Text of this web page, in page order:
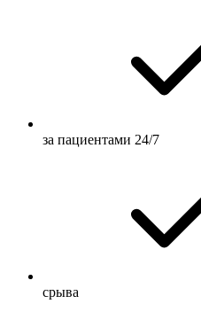
за пациентами 24/7
срыва